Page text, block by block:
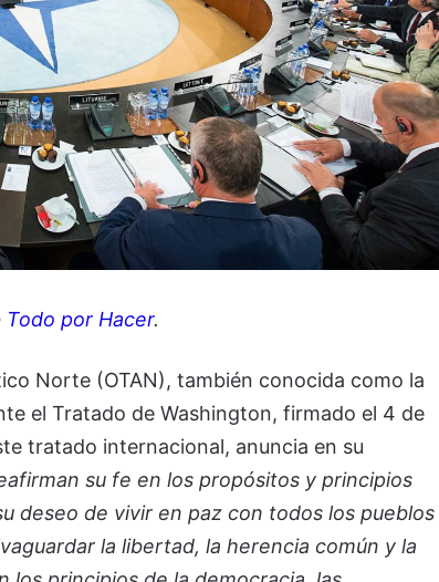
Todo por Hacer.
Norte (OTAN), también conocida como la
el Tratado de Washington, firmado el 4 de
tratado internacional, anuncia en su
su fe en los propósitos y principios
deseo de vivir en paz con todos los pueblos
la libertad, la herencia común y la